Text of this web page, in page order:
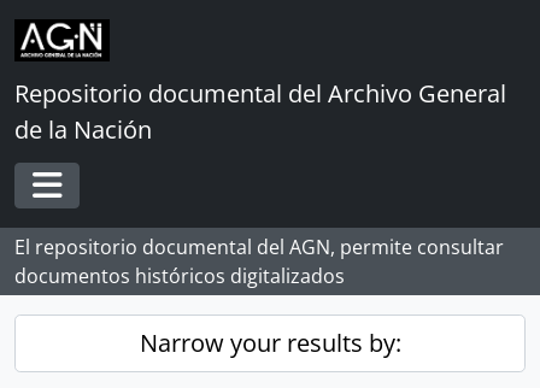
Skip to main content
Repositorio documental del Archivo General
de la Nación
Toggle navigation
El repositorio documental del AGN, permite consultar
documentos históricos digitalizados
Narrow your results by: